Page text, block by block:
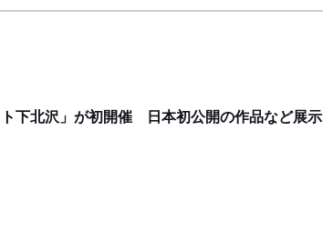
下北沢」が初開催 日本初公開の作品など展示